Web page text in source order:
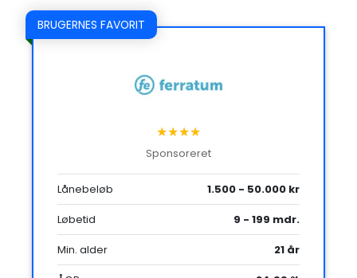
BRUGERNES FAVORIT
★★★★
Sponsoreret
Lånebeløb
1.500 - 50.000 kr
Løbetid
9 - 199 mdr.
Min. alder
21 år